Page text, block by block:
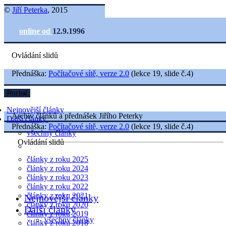
© Jiří Peterka, 2015
online od 12.9.1996
Ovládání slidů
Nejnovější články
Další články
všechny články
články z roku 2025
články z roku 2024
články z roku 2023
články z roku 2022
články z roku 2021
články z roku 2020
články z roku 2019
články z roku 2018
Přednáška: Počítačové sítě, verze 2.0 (lekce 19, slide č.4)
Rozbal
Archiv článků a přednášek Jiřího Peterky
Přednáška: Počítačové sítě, verze 2.0 (lekce 19, slide č.4)
Ovládání slidů
Nejnovější články
Další články
všechny články